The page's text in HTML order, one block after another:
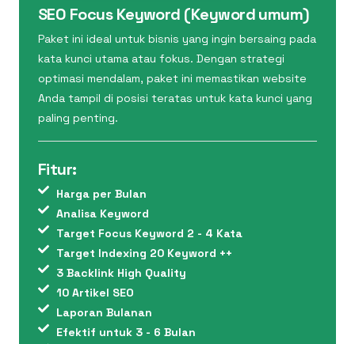
SEO Focus Keyword (Keyword umum)
Paket ini ideal untuk bisnis yang ingin bersaing pada
kata kunci utama atau fokus. Dengan strategi
optimasi mendalam, paket ini memastikan website
Anda tampil di posisi teratas untuk kata kunci yang
paling penting.
Fitur:
Harga per Bulan
Analisa Keyword
Target Focus Keyword 2 - 4 Kata
Target Indexing 20 Keyword ++
3 Backlink High Quality
10 Artikel SEO
Laporan Bulanan
Efektif untuk 3 - 6 Bulan